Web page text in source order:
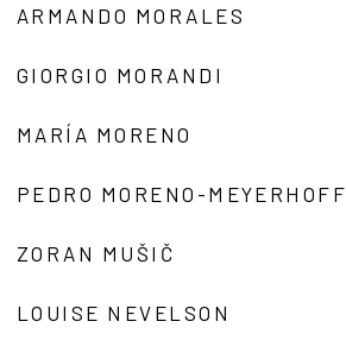
ARMANDO MORALES
GIORGIO MORANDI
MARÍA MORENO
PEDRO MORENO-MEYERHOFF
ZORAN MUŠIČ
LOUISE NEVELSON